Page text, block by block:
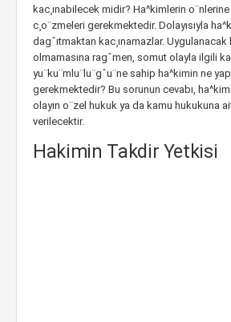
kac¸ınabilecek midir? Ha^kimlerin
c¸o¨zmeleri gerekmektedir. Dolayısıyla
dagˆıtmaktan kac¸ınamazlar. Uygulanacak
olmamasına ragˆmen, somut olayla ilgili
yu¨ku¨mlu¨lu¨gˆu¨ne sahip ha^kimin ne
gerekmektedir? Bu sorunun cevabı,
olayın o¨zel hukuk ya da kamu hukukuna
verilecektir.
Hakimin Takdir Yetkisi